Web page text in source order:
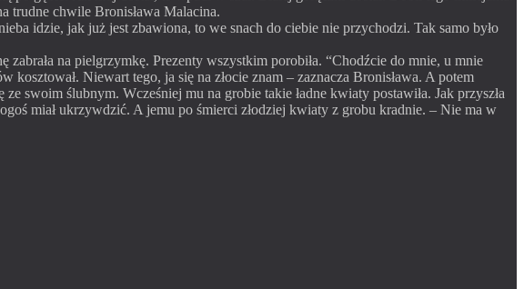
trudne chwile Bronisława Malacina.
idzie, jak już jest zbawiona, to we snach do ciebie nie przychodzi. Tak samo było
na pielgrzymkę. Prezenty wszystkim porobiła. “Chodźcie do mnie, u mnie
Niewart tego, ja się na złocie znam – zaznacza Bronisława. A potem
swoim ślubnym. Wcześniej mu na grobie takie ładne kwiaty postawiła. Jak przyszła
miał ukrzywdzić. A jemu po śmierci złodziej kwiaty z grobu kradnie. – Nie ma w